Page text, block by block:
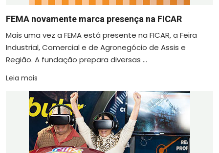
FEMA novamente marca presença na FICAR
Mais uma vez a FEMA está presente na FICAR, a Feira
Industrial, Comercial e de Agronegócio de Assis e
Região. A fundação prepara diversas ...
Leia mais